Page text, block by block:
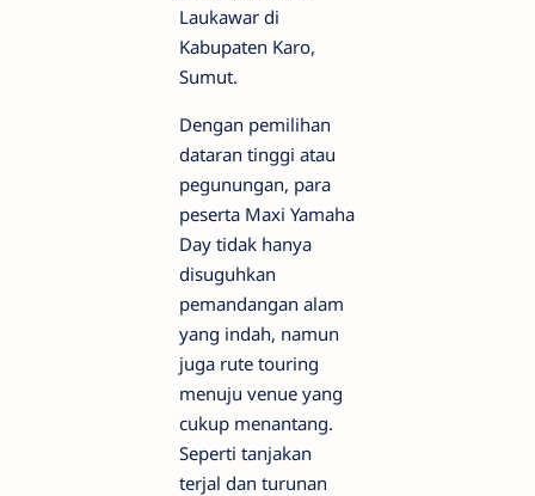
Laukawar di
Kabupaten Karo,
Sumut.
Dengan pemilihan
dataran tinggi atau
pegunungan, para
peserta Maxi Yamaha
Day tidak hanya
disuguhkan
pemandangan alam
yang indah, namun
juga rute touring
menuju venue yang
cukup menantang.
Seperti tanjakan
terjal dan turunan